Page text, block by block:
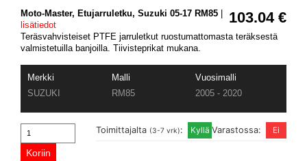
103.04 €
Moto-Master, Etujarruletku, Suzuki 05-17 RM85
lisätiedot
Teräsvahvisteiset PTFE jarruletkut ruostumattomasta teräksestä
valmistetuilla banjoilla. Tiivisteprikat mukana.
Merkki Malli
Vuosimalli
SUZUKI
RM85 2005 - 2020
Varastossa:
Toimittajalta (3-7 vrk):